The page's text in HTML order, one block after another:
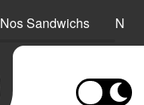
Nos Sandwichs Nos